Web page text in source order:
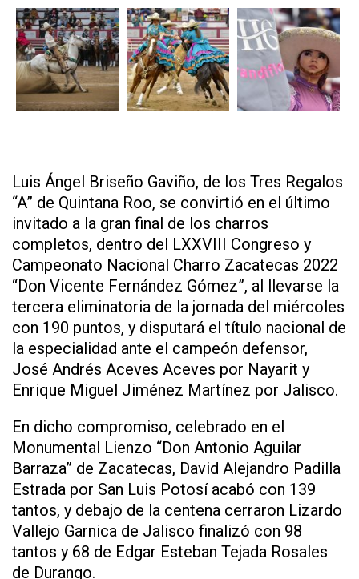
Luis Ángel Briseño Gaviño, de los Tres Regalos
“A” de Quintana Roo, se convirtió en el último
invitado a la gran final de los charros
completos, dentro del LXXVIII Congreso y
Campeonato Nacional Charro Zacatecas 2022
“Don Vicente Fernández Gómez”, al llevarse la
tercera eliminatoria de la jornada del miércoles
con 190 puntos, y disputará el título nacional de
la especialidad ante el campeón defensor,
José Andrés Aceves Aceves por Nayarit y
Enrique Miguel Jiménez Martínez por Jalisco.
En dicho compromiso, celebrado en el
Monumental Lienzo “Don Antonio Aguilar
Barraza” de Zacatecas, David Alejandro Padilla
Estrada por San Luis Potosí acabó con 139
tantos, y debajo de la centena cerraron Lizardo
Vallejo Garnica de Jalisco finalizó con 98
tantos y 68 de Edgar Esteban Tejada Rosales
de Durango.